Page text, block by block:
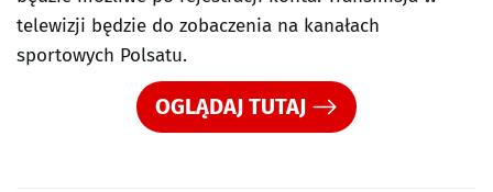
telewizji będzie do zobaczenia na kanałach
sportowych Polsatu.
OGLĄDAJ TUTAJ